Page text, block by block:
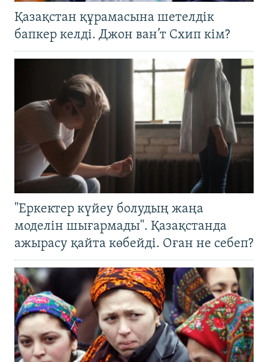
Қазақстан құрамасына шетелдік
бапкер келді. Джон ван’т Схип кім?
"Еркектер күйеу болудың жаңа
моделін шығармады". Қазақстанда
ажырасу қайта көбейді. Оған не себеп?